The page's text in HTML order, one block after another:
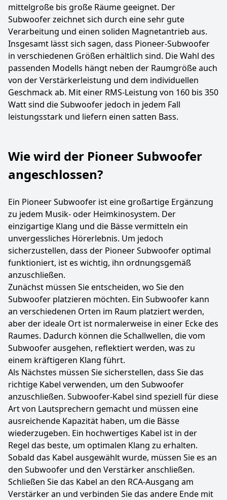
mittelgroße bis große Räume geeignet. Der
Subwoofer zeichnet sich durch eine sehr gute
Verarbeitung und einen soliden Magnetantrieb aus.
Insgesamt lässt sich sagen, dass Pioneer-Subwoofer
in verschiedenen Größen erhältlich sind. Die Wahl des
passenden Modells hängt neben der Raumgröße auch
von der Verstärkerleistung und dem individuellen
Geschmack ab. Mit einer RMS-Leistung von 160 bis 350
Watt sind die Subwoofer jedoch in jedem Fall
leistungsstark und liefern einen satten Bass.
Wie wird der Pioneer Subwoofer
angeschlossen?
Ein Pioneer Subwoofer ist eine großartige Ergänzung
zu jedem Musik- oder Heimkinosystem. Der
einzigartige Klang und die Bässe vermitteln ein
unvergessliches Hörerlebnis. Um jedoch
sicherzustellen, dass der Pioneer Subwoofer optimal
funktioniert, ist es wichtig, ihn ordnungsgemäß
anzuschließen.
Zunächst müssen Sie entscheiden, wo Sie den
Subwoofer platzieren möchten. Ein Subwoofer kann
an verschiedenen Orten im Raum platziert werden,
aber der ideale Ort ist normalerweise in einer Ecke des
Raumes. Dadurch können die Schallwellen, die vom
Subwoofer ausgehen, reflektiert werden, was zu
einem kräftigeren Klang führt.
Als Nächstes müssen Sie sicherstellen, dass Sie das
richtige Kabel verwenden, um den Subwoofer
anzuschließen. Subwoofer-Kabel sind speziell für diese
Art von Lautsprechern gemacht und müssen eine
ausreichende Kapazität haben, um die Bässe
wiederzugeben. Ein hochwertiges Kabel ist in der
Regel das beste, um optimalen Klang zu erhalten.
Sobald das Kabel ausgewählt wurde, müssen Sie es an
den Subwoofer und den Verstärker anschließen.
Schließen Sie das Kabel an den RCA-Ausgang am
Verstärker an und verbinden Sie das andere Ende mit